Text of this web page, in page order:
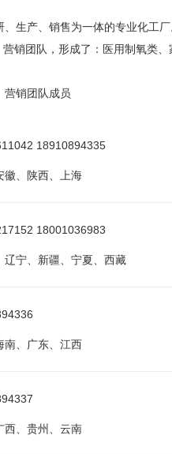
生产、销售为一体的专业化工
销团队，形成了：医用制氧类、
营销团队成员
18910894335
徽、陕西、上海
18001036983
宁、新疆、宁夏、西藏
南、广东、江西
西、贵州、云南